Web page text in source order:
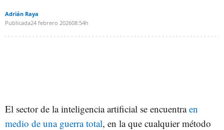
Adrián Raya
Publicada24 febrero 202608:54h
El sector de la inteligencia artificial se encuentraen
medio de una guerra total, en la que cualquier método